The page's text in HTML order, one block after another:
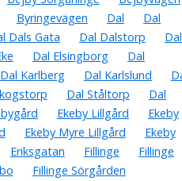
Byringevägen Dal
Dal
Dals Gata Dal Dalstorp
Dal
Dal Elsingborg
Dal
Dal Karlberg Dal Karlslund
Dal Ståltorp
Dal
Ekeby Lillgård
Ekeby
Ekeby Myre Lillgård
Ekeby
Eriksgatan Fillinge
Fillinge
Fillinge Sörgården